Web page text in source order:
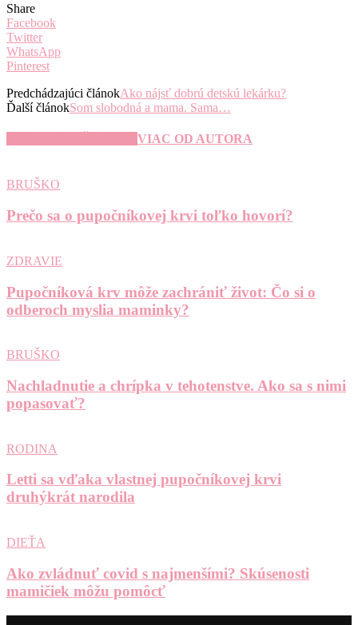
Share
Facebook
Twitter
WhatsApp
Pinterest
Predchádzajúci článokAko nájsť dobrú detskú lekárku?
Ďalší článokSom slobodná a mama. Sama…
VIAC OD AUTORA
BRUŠKO
Prečo sa o pupočníkovej krvi toľko hovorí?
ZDRAVIE
Pupočníková krv môže zachrániť život: Čo si o
odberoch myslia maminky?
BRUŠKO
Nachladnutie a chrípka v tehotenstve. Ako sa s nimi
popasovať?
RODINA
Letti sa vďaka vlastnej pupočníkovej krvi
druhýkrát narodila
DIEŤA
Ako zvládnuť covid s najmenšími? Skúsenosti
mamičiek môžu pomôcť